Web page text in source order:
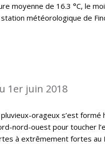
moyenne de 16.3 °C, le
station météorologique de
1er juin 2018
orageux s’est
nord-ouest pour toucher
à extrêmement fortes au